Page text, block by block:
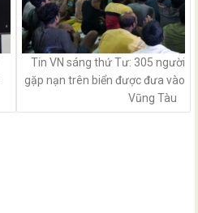
Tin VN sáng thứ Tư: 305 người
gặp nạn trên biển được đưa vào
Vũng Tàu